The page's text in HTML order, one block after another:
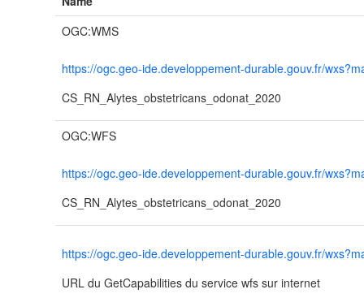
OGC:WMS
https://ogc.geo-ide.developpement-durable.gouv.fr/
CS_RN_Alytes_obstetricans_odonat_2020
OGC:WFS
https://ogc.geo-ide.developpement-durable.gouv.fr/
CS_RN_Alytes_obstetricans_odonat_2020
https://ogc.geo-ide.developpement-durable.gouv.fr/
URL du GetCapabilities du service wfs sur internet